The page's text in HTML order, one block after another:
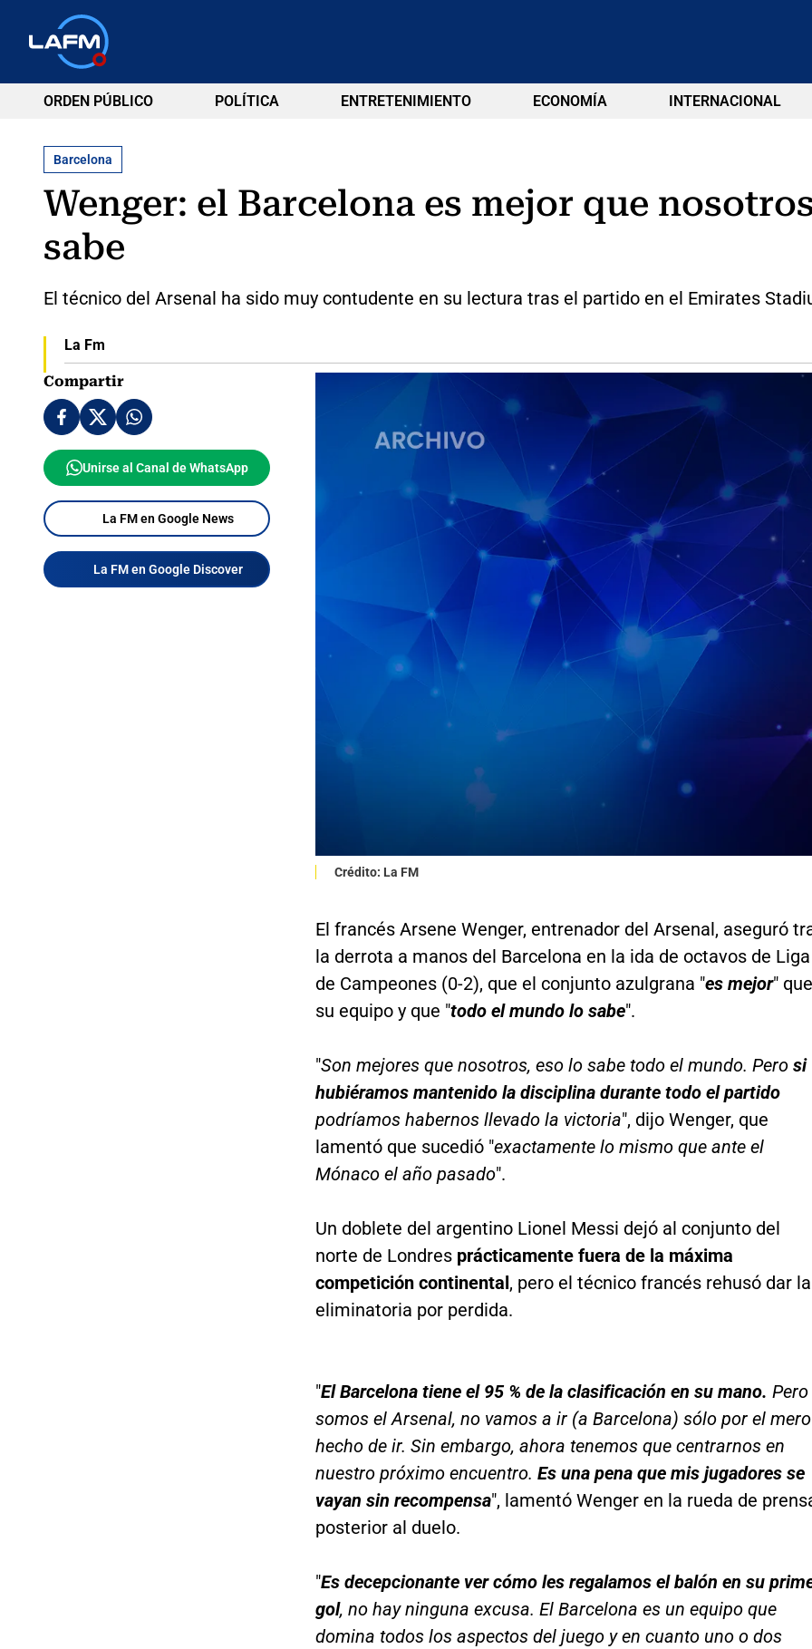
ORDEN PÚBLICO POLÍTICA ENTRETENIMIENTO ECONOMÍA INTERNACIONAL
Barcelona
Wenger: el Barcelona es mejor que
sabe
El técnico del Arsenal ha sido muy contudente en su lectura tras el partido en el Emirates
La Fm
Compartir
Unirse al Canal de WhatsApp
La FM en Google News
La FM en Google Discover
Crédito: La FM
El francés Arsene Wenger, entrenador del Arsenal, aseguró
la derrota a manos del Barcelona en la ida de octavos de Liga
de Campeones (0-2), que el conjunto azulgrana "es mejor" que
su equipo y que "todo el mundo lo sabe".
"Son mejores que nosotros, eso lo sabe todo el mundo. Pero si
hubiéramos mantenido la disciplina durante todo el partido
podríamos habernos llevado la victoria", dijo Wenger, que
lamentó que sucedió "exactamente lo mismo que ante el
Mónaco el año pasado".
Un doblete del argentino Lionel Messi dejó al conjunto del
norte de Londres prácticamente fuera de la máxima
competición continental, pero el técnico francés rehusó dar la
eliminatoria por perdida.
"El Barcelona tiene el 95 % de la clasificación en su mano. Pero
somos el Arsenal, no vamos a ir (a Barcelona) sólo por el mero
hecho de ir. Sin embargo, ahora tenemos que centrarnos en
nuestro próximo encuentro. Es una pena que mis jugadores se
vayan sin recompensa", lamentó Wenger en la rueda de
posterior al duelo.
"Es decepcionante ver cómo les regalamos el balón en su
gol, no hay ninguna excusa. El Barcelona es un equipo que
domina todos los aspectos del juego y en cuanto uno o dos